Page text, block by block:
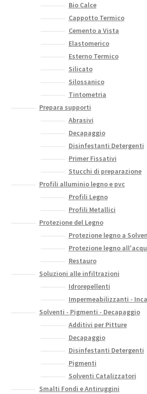
Bio Calce
Cappotto Termico
Cemento a Vista
Elastomerico
Esterno Termico
Silicato
Silossanico
Tintometria
Prepara supporti
Abrasivi
Decapaggio
Disinfestanti Detergenti
Primer Fissativi
Stucchi di preparazione
Profili alluminio legno e pvc
Profili Legno
Profili Metallici
Protezione del Legno
Protezione legno a
Protezione legno
Restauro
Soluzioni alle infiltrazioni
Idrorepellenti
Impermeabilizzanti -
Solventi - Pigmenti - Decapaggio
Additivi per Pitture
Decapaggio
Disinfestanti Detergenti
Pigmenti
Solventi Catalizzatori
Smalti Fondi e Antiruggini